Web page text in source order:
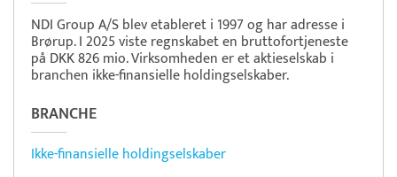
NDI Group A/S blev etableret i 1997 og har adresse i
Brørup. I 2025 viste regnskabet en bruttofortjeneste
på DKK 826 mio. Virksomheden er et aktieselskab i
branchen ikke-finansielle holdingselskaber.
BRANCHE
Ikke-finansielle holdingselskaber